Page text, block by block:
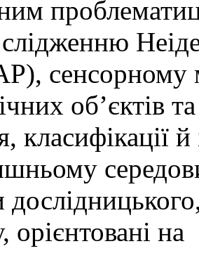
сенсорному
об’єктів
класифікації
орієнтовані на